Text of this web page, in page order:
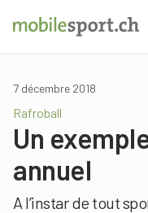
7 décembre 2018
Rafroball
Un
annuel
A l’instar de tout